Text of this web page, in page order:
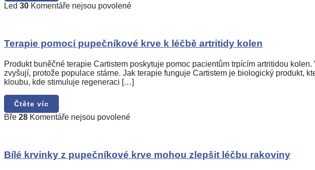
Led 30 Komentáře nejsou povolenéu
Terapie
pomocí
pupečníkové
krve
k
léčbě
Terapie pomocí pupečníkové krve k léčbě artritidy kolen
Produkt buněčné terapie Cartistem poskytuje pomoc pacientům trpícím artritidou
zvyšují, protože populace stárne. Jak terapie funguje Cartistem je biologický produkt,
kloubu, kde stimuluje regeneraci […]
Čtěte víc
Bře 28 Komentáře nejsou povolenéu
Bílé
krvinky
Bílé krvinky z pupečníkové krve mohou zlepšit léčbu rakoviny